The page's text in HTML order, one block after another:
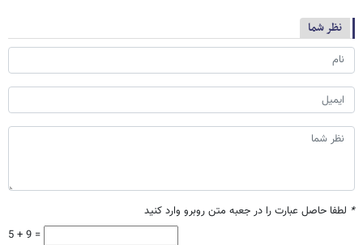
نظر شما
* لطفا حاصل عبارت را در جعبه متن روبرو وارد کنید
5 + 9 =